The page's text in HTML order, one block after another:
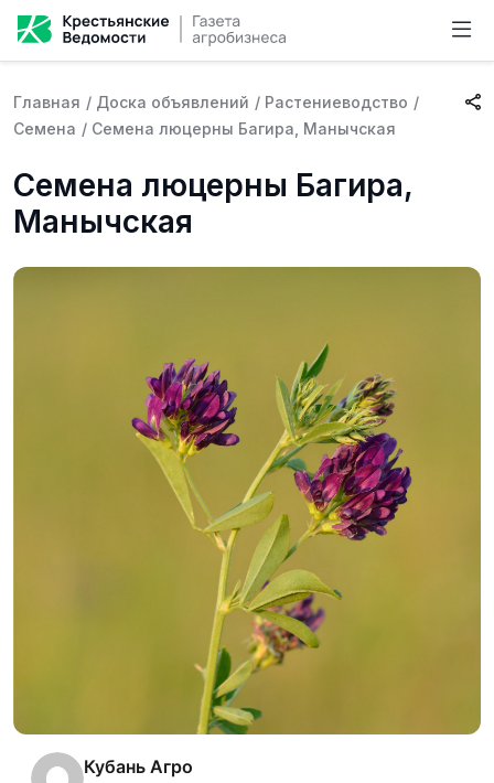
Главная / Доска объявлений / Растениеводство /
Семена / Семена люцерны Багира, Манычская
Семена люцерны Багира,
Манычская
Кубань Агро